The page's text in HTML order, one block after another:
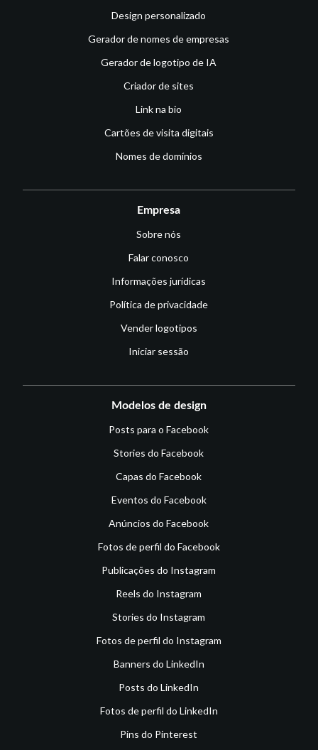
Design personalizado
Gerador de nomes de empresas
Gerador de logotipo de IA
Criador de sites
Link na bio
Cartões de visita digitais
Nomes de domínios
Empresa
Sobre nós
Falar conosco
Informações jurídicas
Política de privacidade
Vender logotipos
Iniciar sessão
Modelos de design
Posts para o Facebook
Stories do Facebook
Capas do Facebook
Eventos do Facebook
Anúncios do Facebook
Fotos de perfil do Facebook
Publicações do Instagram
Reels do Instagram
Stories do Instagram
Fotos de perfil do Instagram
Banners do LinkedIn
Posts do LinkedIn
Fotos de perfil do LinkedIn
Pins do Pinterest